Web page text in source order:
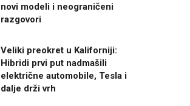
novi modeli i neograničeni
razgovori
Veliki preokret u Kaliforniji:
Hibridi prvi put nadmašili
električne automobile, Tesla i
dalje drži vrh